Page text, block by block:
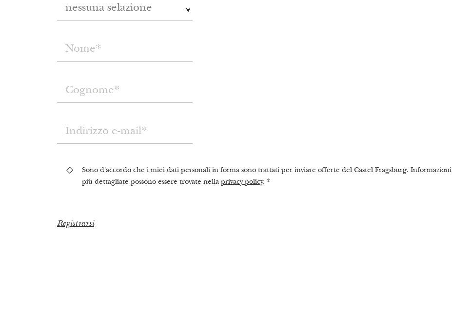
nessuna selazione
Sono d'accordo che i miei dati personali in forma sono trattati per inviare offerte del Castel Fragsburg. Informazioni
più dettagliate possono essere trovate nellaprivacy policy. *
Registrarsi